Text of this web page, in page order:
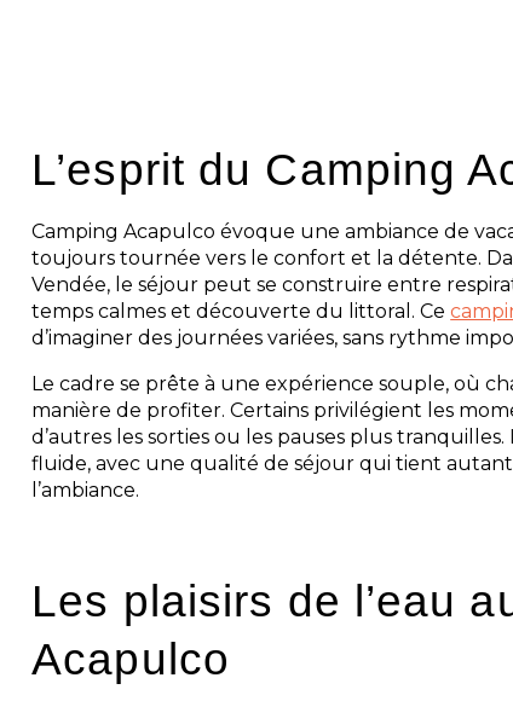
L’esprit du Camping
Camping Acapulco évoque une ambiance de
toujours tournée vers le confort et la détente.
Vendée, le séjour peut se construire entre
temps calmes et découverte du littoral. Ce
d’imaginer des journées variées, sans rythme
Le cadre se prête à une expérience souple, où
manière de profiter. Certains privilégient les
d’autres les sorties ou les pauses plus tranquilles.
fluide, avec une qualité de séjour qui tient autant
l’ambiance.
Les plaisirs de l’eau
Acapulco